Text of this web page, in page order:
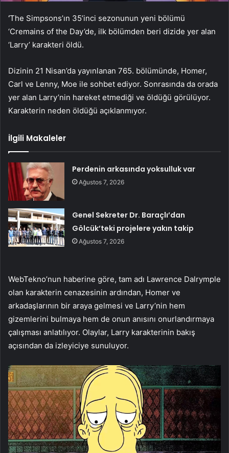
‘The Simpsons’ın 35’inci sezonunun yeni bölümü
‘Cremains of the Day’de, ilk bölümden beri dizide yer alan
‘Larry’ karakteri öldü.
Dizinin 21 Nisan’da yayınlanan 765. bölümünde, Homer,
Carl ve Lenny, Moe ile sohbet ediyor. Sonrasında da orada
yer alan Larry’nin hareket etmediği ve öldüğü görülüyor.
Karakterin neden öldüğü açıklanmıyor.
İlgili Makaleler
Perdenin arkasında yoksulluk var
Ağustos 7, 2026
Genel Sekreter Dr. Baraçlı’dan
Gölcük’teki projelere yakın takip
Ağustos 7, 2026
WebTekno’nun haberine göre, tam adı Lawrence Dalrymple
olan karakterin cenazesinin ardından, Homer ve
arkadaşlarının bir araya gelmesi ve Larry’nin hem
gizemlerini bulmaya hem de onun anısını onurlandırmaya
çalışması anlatılıyor. Olaylar, Larry karakterinin bakış
açısından da izleyiciye sunuluyor.